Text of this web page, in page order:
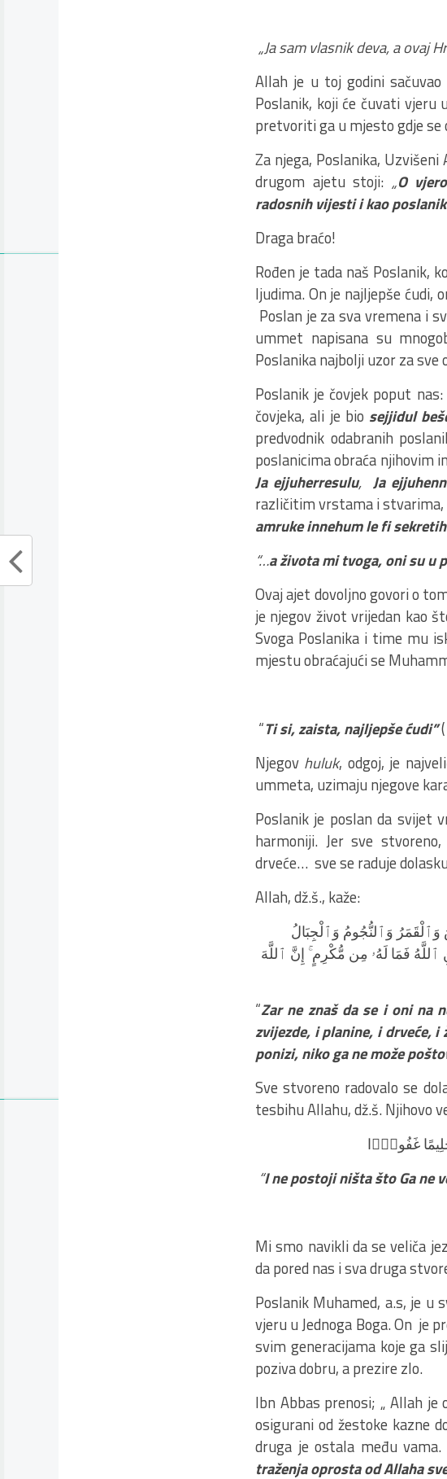
„Ja sam vlasnik deva, a ovaj
Allah je u toj godini
Poslanik, koji će čuvati
pretvoriti ga u mjesto gdje se
Za njega, Poslanika, Uzvišeni
drugom ajetu stoji: „O
radosnih vijesti i kao
Draga braćo!
Rođen je tada naš Poslanik,
ljudima. On je najljepše ćudi,
Poslan je za sva vremena i
ummet napisana su
Poslanika najbolji uzor za
Poslanik je čovjek poput
čovjeka, ali je bio sejjidul
predvodnik odabranih
poslanicima obraća njihovim
Ja ejjuherresulu,Ja
različitim vrstama i stvarima,
amruke innehum le fi
“…a života mi tvoga, oni su u
Ovaj ajet dovoljno govori o
je njegov život vrijedan kao
Svoga Poslanika i time mu
mjestu obraćajući se
“Ti si, zaista, najljepše ćudi”(
Njegov huluk, odgoj, je
ummeta, uzimaju njegove
Poslanik je poslan da svijet
harmoniji. Jer sve
drveće… sve se raduje
Allah, dž.š., kaže:
وَٱلنُّجُومُ وَٱلْجِبَالُ
فَمَا لَهُۥ مِن مُّكْرِمٍ ۚ إِنَّ ٱللَّهَ
“Zar ne znaš da se i oni na
zvijezde, i planine, i drveće,
ponizi, niko ga ne može
Sve stvoreno radovalo se
tesbihu Allahu, dž.š. Njihovo
غَفُورًۭا
“I ne postoji ništa što Ga ne
(sura
Mi smo navikli da se veliča
da pored nas i sva druga
Poslanik Muhamed, a.s, je
vjeru u Jednoga Boga. On je
svim generacijama koje ga
poziva dobru, a prezire zlo.
Ibn Abbas prenosi; „ Allah
osigurani od žestoke kazne
druga je ostala među vama.
traženja oprosta od Allaha